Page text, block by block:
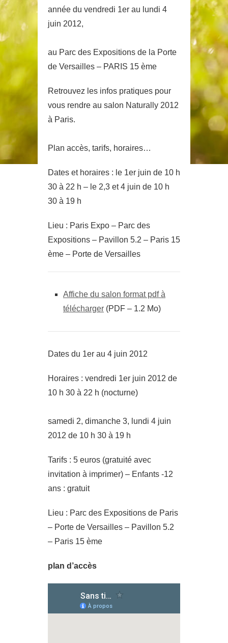
année du vendredi 1er au lundi 4
juin 2012,
au Parc des Expositions de la Porte
de Versailles – PARIS 15 ème
Retrouvez les infos pratiques pour
vous rendre au salon Naturally 2012
à Paris.
Plan accès, tarifs, horaires…
Dates et horaires : le 1er juin de 10 h
30 à 22 h – le 2,3 et 4 juin de 10 h
30 à 19 h
Lieu : Paris Expo – Parc des
Expositions – Pavillon 5.2 – Paris 15
ème – Porte de Versailles
Affiche du salon format pdf à
télécharger (PDF – 1.2 Mo)
Dates du 1er au 4 juin 2012
Horaires : vendredi 1er juin 2012 de
10 h 30 à 22 h (nocturne)
samedi 2, dimanche 3, lundi 4 juin
2012 de 10 h 30 à 19 h
Tarifs : 5 euros (gratuité avec
invitation à imprimer) – Enfants -12
ans : gratuit
Lieu : Parc des Expositions de Paris
– Porte de Versailles – Pavillon 5.2
– Paris 15 ème
plan d’accès